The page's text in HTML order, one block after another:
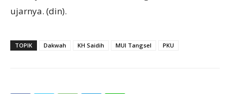
ujarnya. (din).
TOPIK Dakwah KH Saidih MUI Tangsel PKU